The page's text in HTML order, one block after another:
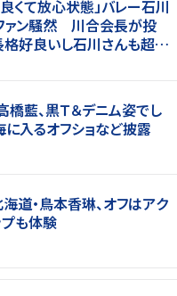
くて放心状態」バレー石川
ァン騒然 川合会長が投
格好良いし石川さんも超格
橋藍、黒Ｔ＆デニム姿でし
入るオフショなど披露
海道・鳥本香琳、オフはアク
も体験